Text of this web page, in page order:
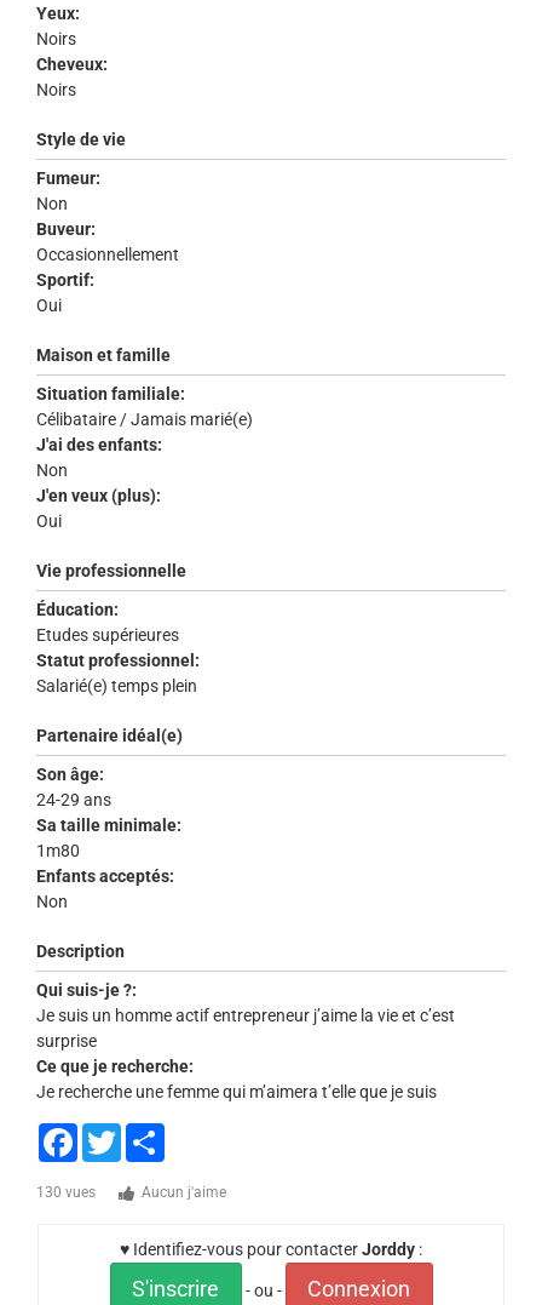
Yeux:
Noirs
Cheveux:
Noirs
Style de vie
Fumeur:
Non
Buveur:
Occasionnellement
Sportif:
Oui
Maison et famille
Situation familiale:
Célibataire / Jamais marié(e)
J'ai des enfants:
Non
J'en veux (plus):
Oui
Vie professionnelle
Éducation:
Etudes supérieures
Statut professionnel:
Salarié(e) temps plein
Partenaire idéal(e)
Son âge:
24-29 ans
Sa taille minimale:
1m80
Enfants acceptés:
Non
Description
Qui suis-je ?:
Je suis un homme actif entrepreneur j’aime la vie et c’est
surprise
Ce que je recherche:
Je recherche une femme qui m’aimera t’elle que je suis
Facebook
Twitter
130 vues Aucun j'aime
♥ Identifiez-vous pour contacterJorddy :
S'inscrire - ou - Connexion